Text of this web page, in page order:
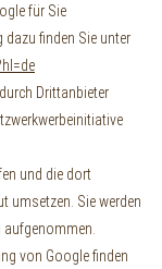
für Sie
dazu finden Sie unter
Drittanbieter
und die dort
umsetzen. Sie werden
von Google finden